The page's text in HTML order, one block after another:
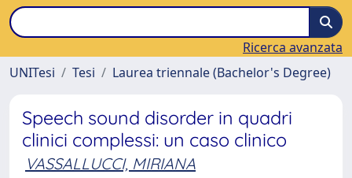
Ricerca avanzata
UNITesi
Tesi Laurea triennale (Bachelor's Degree)
Speech sound disorder in quadri
clinici complessi: un caso clinico
VASSALLUCCI, MIRIANA